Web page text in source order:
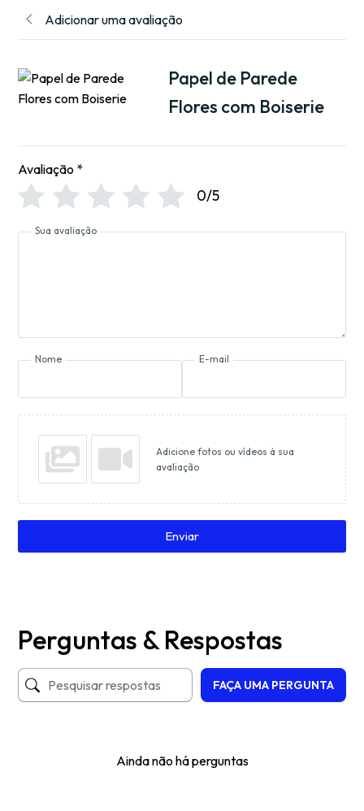
Adicionar uma avaliação
Papel de Parede
Flores com Boiserie
Avaliação *
0/5
Sua avaliação
Nome E-mail
Adicione fotos ou vídeos à sua
avaliação
Enviar
Perguntas & Respostas
FAÇA UMA PERGUNTA
Ainda não há perguntas